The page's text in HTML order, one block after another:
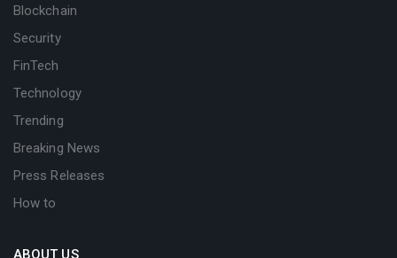
Blockchain
Security
FinTech
Technology
Trending
Breaking News
Press Releases
How to
ABOUT US